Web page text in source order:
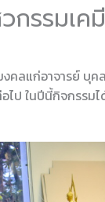
กรรมเคมี
คลแก่อาจารย์ บุ
ป ในปีนี้กิจกรรม